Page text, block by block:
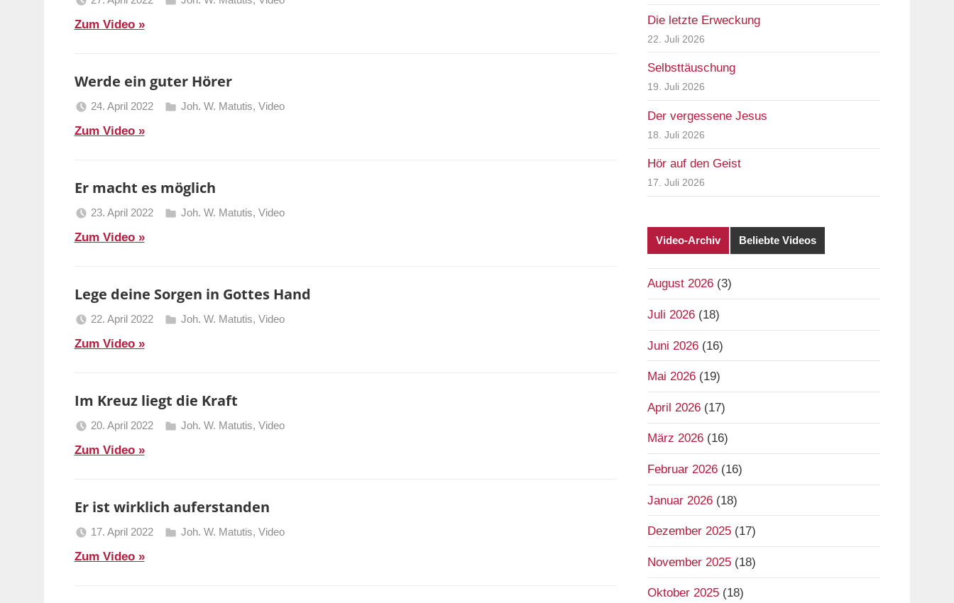
Zum Video
Werde ein guter Hörer
24. April 2022
Joh. W. Matutis, Video
Zum Video
Er macht es möglich
23. April 2022
Joh. W. Matutis, Video
Zum Video
Lege deine Sorgen in Gottes Hand
22. April 2022
Joh. W. Matutis, Video
Zum Video
Im Kreuz liegt die Kraft
20. April 2022
Joh. W. Matutis, Video
Zum Video
Er ist wirklich auferstanden
17. April 2022
Joh. W. Matutis, Video
Zum Video
Die letzte Erweckung
22. Juli 2026
Selbsttäuschung
19. Juli 2026
Der vergessene Jesus
18. Juli 2026
Hör auf den Geist
17. Juli 2026
Video-Archiv Beliebte Videos
August 2026(3)
Juli 2026(18)
Juni 2026(16)
Mai 2026(19)
April 2026(17)
März 2026(16)
Februar 2026(16)
Januar 2026(18)
Dezember 2025(17)
November 2025(18)
Oktober 2025(18)